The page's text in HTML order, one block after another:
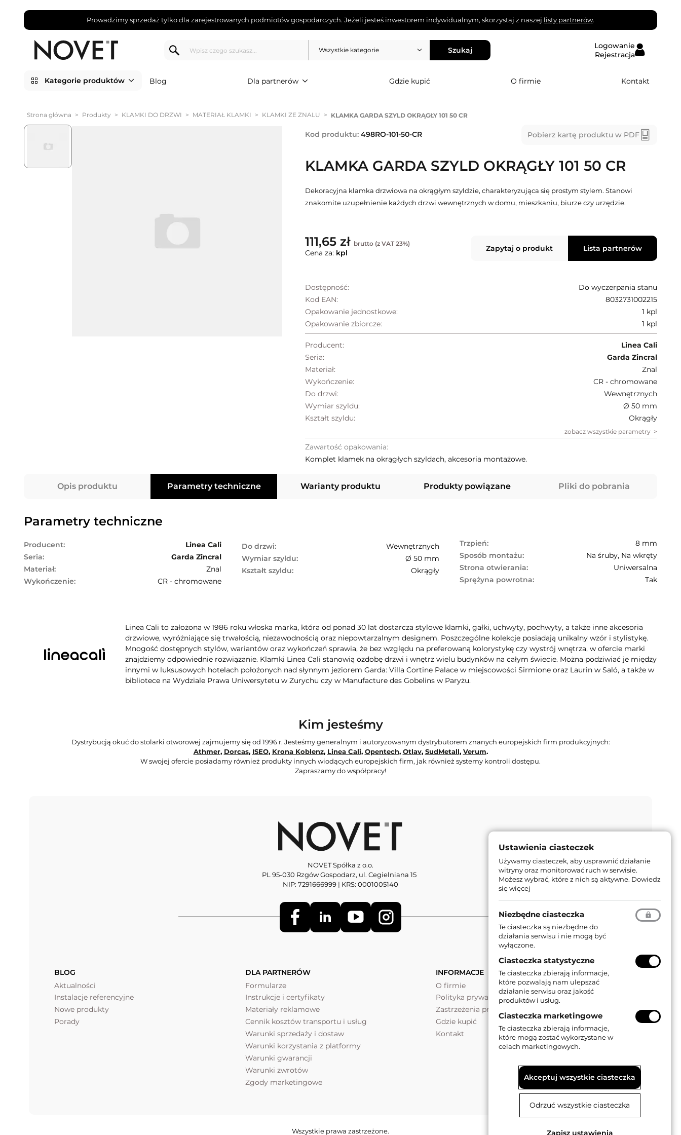
Prowadzimy sprzedaż tylko dla zarejestrowanych podmiotów gospodarczych. Jeżeli jesteś inwestorem indywidualnym, skorzystaj z naszej listy partnerów.
Wszystkie kategorie Szukaj
Logowanie
Rejestracja
Kategorie produktów Blog Dla partnerów Gdzie kupić O firmie Kontakt
Strona główna > Produkty > KLAMKI DO DRZWI > MATERIAŁ KLAMKI > KLAMKI ZE ZNALU > KLAMKA GARDA SZYLD OKRĄGŁY 101 50 CR
Kod produktu: 498RO-101-50-CR Pobierz kartę produktu w PDF
KLAMKA GARDA SZYLD OKRĄGŁY 101 50 CR
Dekoracyjna klamka drzwiowa na okrągłym szyldzie, charakteryzująca się prostym stylem. Stanowi
znakomite uzupełnienie każdych drzwi wewnętrznych w domu, mieszkaniu, biurze czy urzędzie.
111,65 zł brutto (z VAT 23%)
Cena za: kpl Zapytaj o produkt Lista partnerów
Dostępność:
Do wyczerpania stanu
Kod EAN:
8032731002215
Opakowanie jednostkowe:
1 kpl
Opakowanie zbiorcze:
1 kpl
Producent:
Linea Cali
Seria:
Garda Zincral
Materiał:
Znal
Wykończenie:
CR - chromowane
Do drzwi:
Wewnętrznych
Wymiar szyldu:
Ø 50 mm
Kształt szyldu:
Okrągły
zobacz wszystkie parametry
Zawartość opakowania:
Komplet klamek na okrągłych szyldach, akcesoria montażowe.
Opis produktu Parametry techniczne Warianty produktu Produkty powiązane Pliki do pobrania
Parametry techniczne
Producent:
Linea Cali
Seria:
Garda Zincral
Materiał:
Znal
Wykończenie:
CR - chromowane
Do drzwi:
Wewnętrznych
Wymiar szyldu:
Ø 50 mm
Kształt szyldu:
Okrągły
Trzpień:
8 mm
Sposób montażu:
Na śruby, Na wkręty
Strona otwierania:
Uniwersalna
Sprężyna powrotna:
Tak
Linea Cali to założona w 1986 roku włoska marka, która od ponad 30 lat dostarcza stylowe klamki, gałki, uchwyty, pochwyty, a także inne akcesoria
drzwiowe, wyróżniające się trwałością, niezawodnością oraz niepowtarzalnym designem. Poszczególne kolekcje posiadają unikalny wzór i stylistykę.
Mnogość dostępnych stylów, wariantów oraz wykończeń sprawia, że bez względu na preferowaną kolorystykę czy wystrój wnętrza, w ofercie marki
znajdziemy odpowiednie rozwiązanie. Klamki Linea Cali stanowią ozdobę drzwi i wnętrz wielu budynków na całym świecie. Można podziwiać je między
innymi w luksusowych hotelach położonych nad słynnym jeziorem Garda: Villa Cortine Palace w miejscowości Sirmione oraz Laurin w Saló, a także w
bibliotece na Wydziale Prawa Uniwersytetu w Zurychu czy w Manufacture des Gobelins w Paryżu.
Kim jesteśmy
Dystrybucją okuć do stolarki otworowej zajmujemy się od 1996 r. Jesteśmy generalnym i autoryzowanym dystrybutorem znanych europejskich firm produkcyjnych:
Athmer, Dorcas, ISEO, Krona Koblenz, Linea Cali, Opentech, Otlav, SudMetall, Verum.
W swojej ofercie posiadamy również produkty innych wiodących europejskich firm, jak również systemy kontroli dostępu.
Zapraszamy do współpracy!
NOVET Spółka z o.o.
PL 95-030 Rzgów Gospodarz, ul. Cegielniana 15
NIP: 7291666999 | KRS: 0001005140
BLOG
Aktualności
Instalacje referencyjne
Nowe produkty
Porady
DLA PARTNERÓW
Formularze
Instrukcje i certyfikaty
Materiały reklamowe
Cennik kosztów transportu i usług
Warunki sprzedaży i dostaw
Warunki korzystania z platformy
Warunki gwarancji
Warunki zwrotów
Zgody marketingowe
INFORMACJE
O firmie
Polityka prywatności
Zastrzeżenia prawne
Gdzie kupić
Kontakt
Wszystkie prawa zastrzeżone.
Ustawienia ciasteczek
Używamy ciasteczek, aby usprawnić działanie
witryny oraz monitorować ruch w serwisie.
Możesz wybrać, które z nich są aktywne. Dowiedz
się więcej
Niezbędne ciasteczka
Te ciasteczka są niezbędne do
działania serwisu i nie mogą być
wyłączone.
Ciasteczka statystyczne
Te ciasteczka zbierają informacje,
które pozwalają nam ulepszać
działanie serwisu oraz jakość
produktów i usług.
Ciasteczka marketingowe
Te ciasteczka zbierają informacje,
które mogą zostać wykorzystane w
celach marketingowych.
Akceptuj wszystkie ciasteczka
Odrzuć wszystkie ciasteczka
Zapisz ustawienia